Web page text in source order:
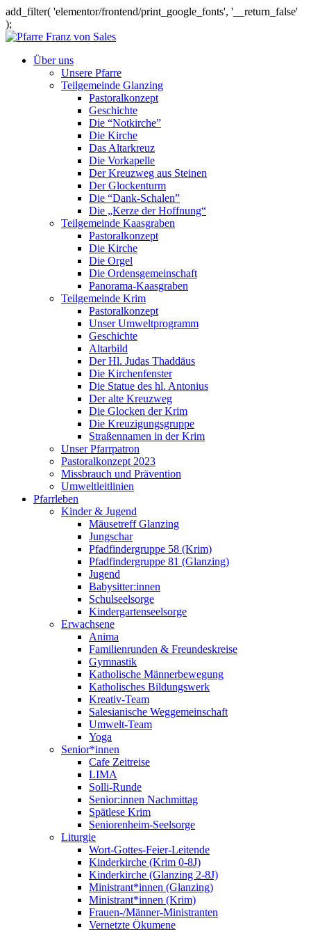
add_filter( 'elementor/frontend/print_google_fonts', '__return_false'
);
Über uns
Unsere Pfarre
Teilgemeinde Glanzing
Pastoralkonzept
Geschichte
Die “Notkirche”
Die Kirche
Das Altarkreuz
Die Vorkapelle
Der Kreuzweg aus Steinen
Der Glockenturm
Die “Dank-Schalen”
Die „Kerze der Hoffnung“
Teilgemeinde Kaasgraben
Pastoralkonzept
Die Kirche
Die Orgel
Die Ordensgemeinschaft
Panorama-Kaasgraben
Teilgemeinde Krim
Pastoralkonzept
Unser Umweltprogramm
Geschichte
Altarbild
Der Hl. Judas Thaddäus
Die Kirchenfenster
Die Statue des hl. Antonius
Der alte Kreuzweg
Die Glocken der Krim
Die Kreuzigungsgruppe
Straßennamen in der Krim
Unser Pfarrpatron
Pastoralkonzept 2023
Missbrauch und Prävention
Umweltleitlinien
Pfarrleben
Kinder & Jugend
Mäusetreff Glanzing
Jungschar
Pfadfindergruppe 58 (Krim)
Pfadfindergruppe 81 (Glanzing)
Jugend
Babysitter:innen
Schulseelsorge
Kindergartenseelsorge
Erwachsene
Anima
Familienrunden & Freundeskreise
Gymnastik
Katholische Männerbewegung
Katholisches Bildungswerk
Kreativ-Team
Salesianische Weggemeinschaft
Umwelt-Team
Yoga
Senior*innen
Cafe Zeitreise
LIMA
Solli-Runde
Senior:innen Nachmittag
Spätlese Krim
Seniorenheim-Seelsorge
Liturgie
Wort-Gottes-Feier-Leitende
Kinderkirche (Krim 0-8J)
Kinderkirche (Glanzing 2-8J)
Ministrant*innen (Glanzing)
Ministrant*innen (Krim)
Frauen-/Männer-Ministranten
Vernetzte Ökumene